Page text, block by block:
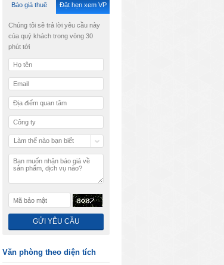
Báo giá thuê Đặt hẹn xem VP
Chúng tôi sẽ trả lời yêu cầu này
của quý khách trong vòng 30
phút tới
Làm thế nào bạn biết
Văn phòng theo diện tích